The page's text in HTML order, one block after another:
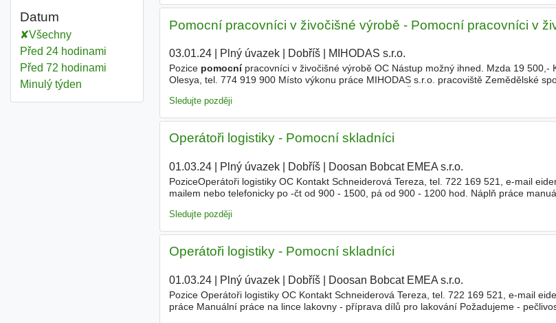
Datum
Všechny
Před 24 hodinami
Před 72 hodinami
Minulý týden
Pomocní pracovníci v živočišné výrobě - Pomocní pracovníci v
03.01.24| Plný úvazek| Dobříš| MIHODAS s.r.o.
Pozice pomocnípracovníci v živočišné výrobě OC Nástup možný ihned. Mzda 19 500,-
Olesya, tel. 774 919 900 Místo výkonu práce MIHODAS s.r.o. pracoviště Zemědělské
Sledujte později
Operátoři logistiky - Pomocní skladníci
01.03.24| Plný úvazek| Dobříš| Doosan Bobcat EMEA s.r.o.
PoziceOperátoři logistiky OC Kontakt Schneiderová Tereza, tel. 722 169 521, e-mail
mailem nebo telefonicky po -čt od 900 - 1500, pá od 900 - 1200 hod. Náplň práce
Sledujte později
Operátoři logistiky - Pomocní skladníci
01.03.24| Plný úvazek| Dobříš| Doosan Bobcat EMEA s.r.o.
Pozice Operátoři logistiky OC Kontakt Schneiderová Tereza, tel. 722 169 521, e-mail
práce Manuální práce na lince lakovny - příprava dílů pro lakování Požadujeme -